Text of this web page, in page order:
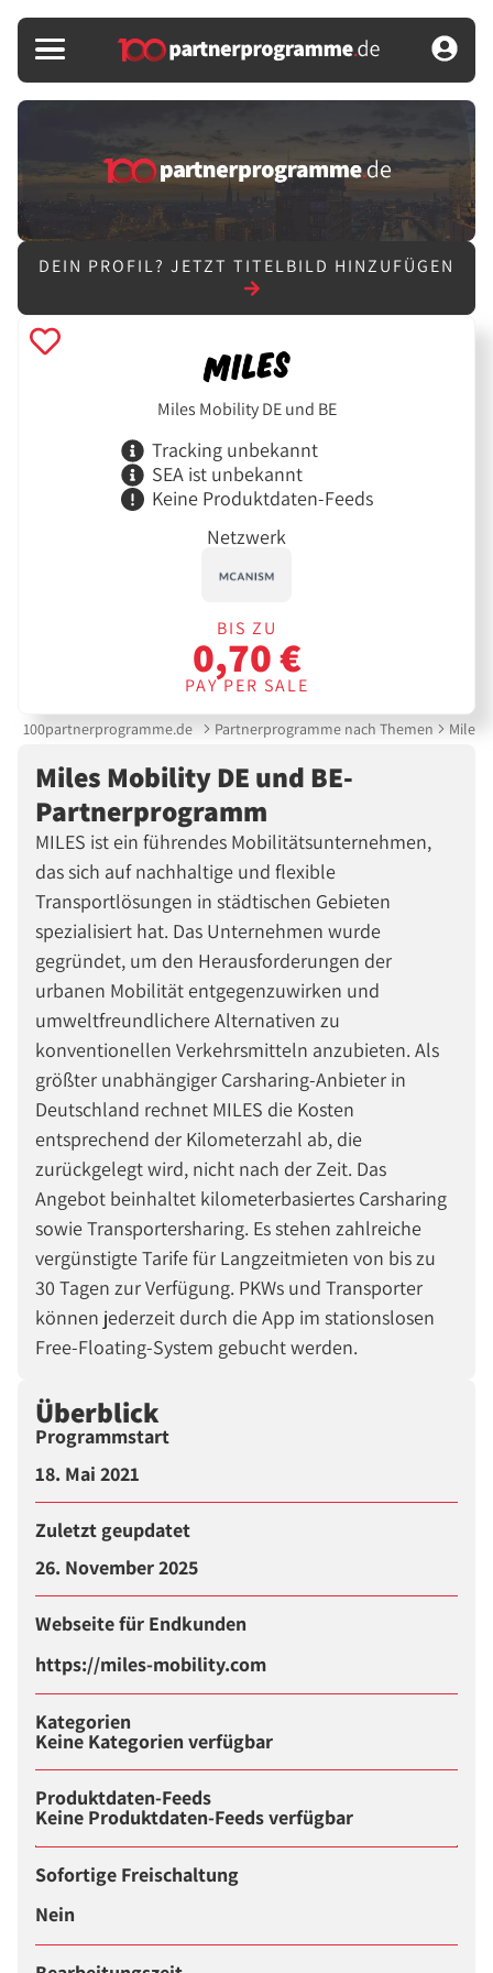
DEIN PROFIL? JETZT TITELBILD HINZUFÜGEN
Miles Mobility DE und BE
Tracking unbekannt
SEA ist unbekannt
Keine Produktdaten-Feeds
Netzwerk
BIS ZU
0,70 €
PAY PER SALE
100partnerprogramme.de Partnerprogramme nach Themen Miles
Miles Mobility DE und BE-
Partnerprogramm
MILES ist ein führendes Mobilitätsunternehmen,
das sich auf nachhaltige und flexible
Transportlösungen in städtischen Gebieten
spezialisiert hat. Das Unternehmen wurde
gegründet, um den Herausforderungen der
urbanen Mobilität entgegenzuwirken und
umweltfreundlichere Alternativen zu
konventionellen Verkehrsmitteln anzubieten. Als
größter unabhängiger Carsharing-Anbieter in
Deutschland rechnet MILES die Kosten
entsprechend der Kilometerzahl ab, die
zurückgelegt wird, nicht nach der Zeit. Das
Angebot beinhaltet kilometerbasiertes Carsharing
sowie Transportersharing. Es stehen zahlreiche
vergünstigte Tarife für Langzeitmieten von bis zu
30 Tagen zur Verfügung. PKWs und Transporter
können jederzeit durch die App im stationslosen
Free-Floating-System gebucht werden.
Überblick
Programmstart
18. Mai 2021
Zuletzt geupdatet
26. November 2025
Webseite für Endkunden
https://miles-mobility.com
Kategorien
Keine Kategorien verfügbar
Produktdaten-Feeds
Keine Produktdaten-Feeds verfügbar
Sofortige Freischaltung
Nein